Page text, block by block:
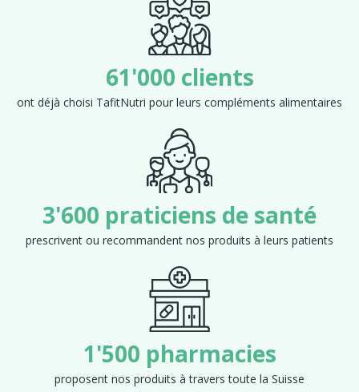
61'000 clients
ont déjà choisi TafitNutri pour leurs compléments alimentaires
3'600 praticiens de santé
prescrivent ou recommandent nos produits à leurs patients
1'500 pharmacies
proposent nos produits à travers toute la Suisse